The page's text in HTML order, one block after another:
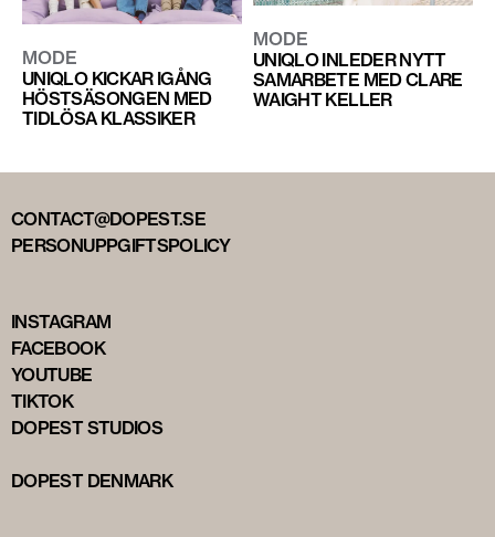
MODE
UNIQLO KICKAR IGÅNG
HÖSTSÄSONGEN MED
TIDLÖSA KLASSIKER
MODE
UNIQLO INLEDER NYTT
SAMARBETE MED CLARE
WAIGHT KELLER
CONTACT@DOPEST.SE
PERSONUPPGIFTSPOLICY
INSTAGRAM
FACEBOOK
YOUTUBE
TIKTOK
DOPEST STUDIOS
DOPEST DENMARK